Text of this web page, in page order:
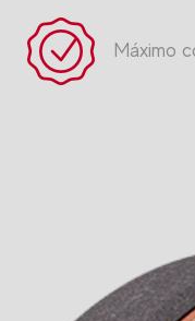
Máximo